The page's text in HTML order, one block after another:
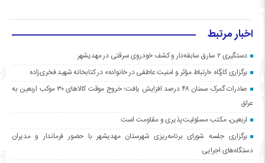
اخبار مرتبط
دستگیری ۲ سارق سابقه‌دار و کشف خودروی سرقتی در مهدیشهر
برگزاری کارگاه «ارتباط مؤثر و امنیت عاطفی در خانواده» در کتابخانه شهید فخری‌زاده
صادرات گمرک سمنان ۴۸ درصد افزایش یافت؛ خروج موقت کالاهای ۳۰ موکب اربعین به
عراق
اربعین، مکتب مسئولیت‌پذیری و مقاومت است
برگزاری جلسه شورای برنامه‌ریزی شهرستان مهدیشهر با حضور فرماندار و مدیران
دستگاه‌های اجرایی